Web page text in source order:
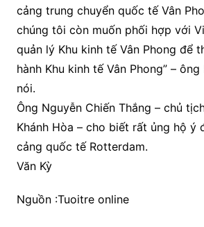
cảng trung chuyển quốc tế Vân
chúng tôi còn muốn phối hợp với
quản lý Khu kinh tế Vân Phong để
hành Khu kinh tế Vân Phong” –
nói.
Ông Nguyễn Chiến Thắng – chủ
Khánh Hòa – cho biết rất ủng hộ ý
cảng quốc tế Rotterdam.
Văn Kỳ
Nguồn :Tuoitre online